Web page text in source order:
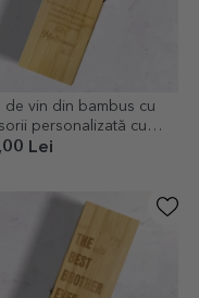
de vin din bambus cu
personalizată cu
text
Lei